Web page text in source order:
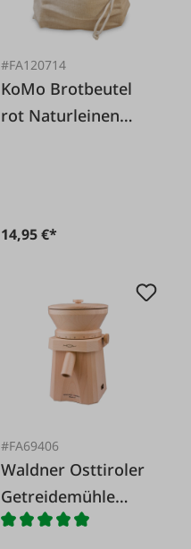
#FA120714
KoMo Brotbeutel
rot Naturleinen
14,95 €*
#FA69406
Waldner Osttiroler
Getreidemühle
SILENCE - BUCHE